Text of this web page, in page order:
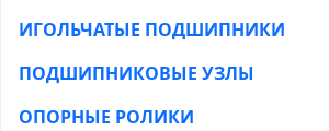
ИГОЛЬЧАТЫЕ ПОДШИПНИКИ
ПОДШИПНИКОВЫЕ УЗЛЫ
ОПОРНЫЕ РОЛИКИ